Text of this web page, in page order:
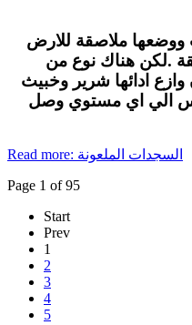
ووضعها ملاصقة للارض
.لكن هناك نوع من
ادائها شرير وخبيث
الي اي مستوي وصل
Read more: السجدات الملعونة
Page 1 of 95
Start
Prev
1
2
3
4
5